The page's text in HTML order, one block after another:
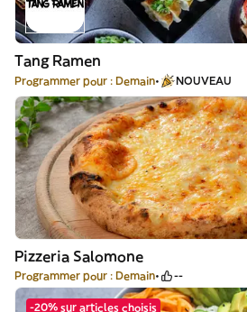
Tang Ramen
Programmer pour : Demain NOUVEAU
Pizzeria Salomone
Programmer pour : Demain --
-20% sur articles choisis